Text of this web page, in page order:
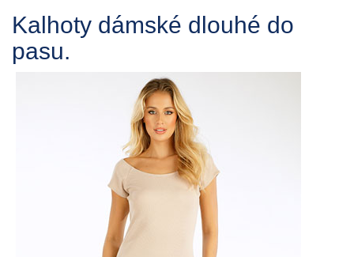
Kalhoty dámské dlouhé do
pasu.